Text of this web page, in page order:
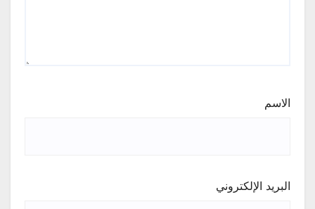
الاسم
البريد الإلكتروني